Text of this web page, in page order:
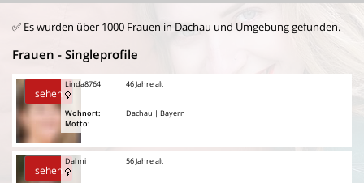
✅ Es wurden über 1000 Frauen in Dachau und Umgebung gefunden.
Frauen - Singleprofile
sehen
Linda8764
Wohnort:
Motto:
46 Jahre alt
Dachau | Bayern
sehen
Dahni 56 Jahre alt